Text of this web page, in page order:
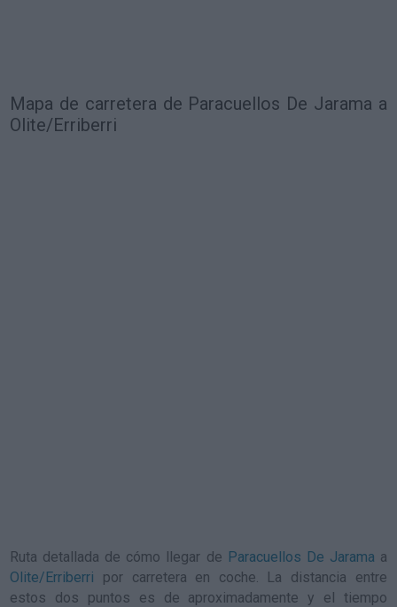
Mapa de carretera de Paracuellos De Jarama a
Olite/Erriberri
Ruta detallada de cómo llegar de Paracuellos De Jarama a
Olite/Erriberri por carretera en coche. La distancia entre
estos dos puntos es de aproximadamente y el tiempo